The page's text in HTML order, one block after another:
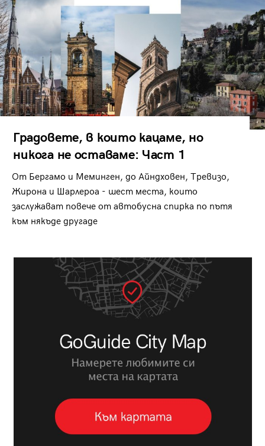
Градовете, в които кацаме, но
никога не оставаме: Част 1
От Бергамо и Меминген, до Айндховен, Тревизо,
Жирона и Шарлероа - шест места, които
заслужават повече от автобусна спирка по пътя
към някъде другаде